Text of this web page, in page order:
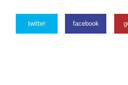
twitter facebook